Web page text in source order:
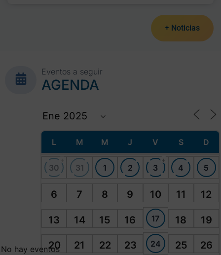
+ Noticias
Eventos a seguir
AGENDA
L M M J V S D
30 31 1 2 3
+
4 5
6 7 8 9 10 11 12
13 14 15 16 17 18 19
20 21 22 23 24 25 26
No hay eventos